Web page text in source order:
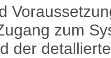
zum
der